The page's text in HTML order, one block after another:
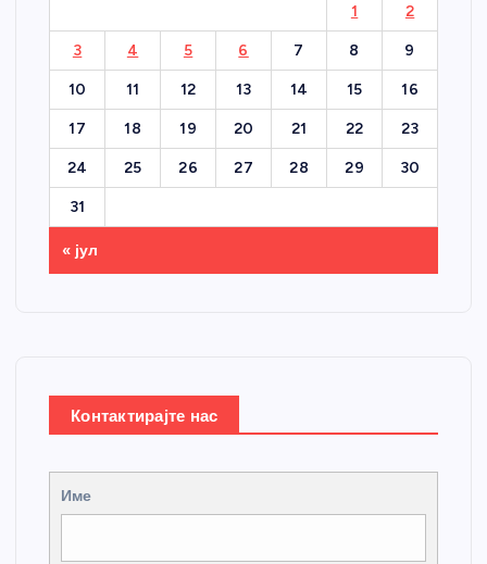
1 2
3 4 5 6 7 8 9
10 11 12 13 14 15 16
17 18 19 20 21 22 23
24 25 26 27 28 29 30
31
« јул
Контактирајте нас
Име